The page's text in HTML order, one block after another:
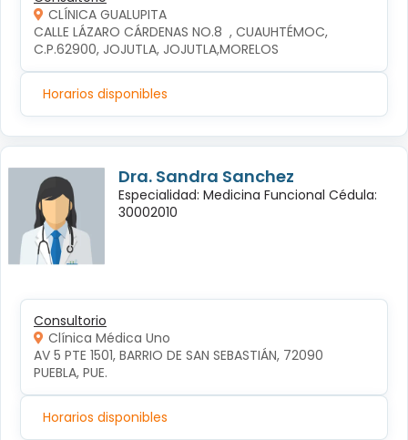
CLÍNICA GUALUPITA
CALLE LÁZARO CÁRDENAS NO.8  , CUAUHTÉMOC,
C.P.62900, JOJUTLA, JOJUTLA,MORELOS
Horarios disponibles
Dra. Sandra Sanchez
Especialidad: Medicina Funcional Cédula:
30002010
Consultorio
Clínica Médica Uno
AV 5 PTE 1501, BARRIO DE SAN SEBASTIÁN, 72090
PUEBLA, PUE.
Horarios disponibles